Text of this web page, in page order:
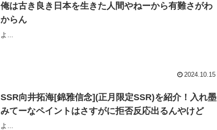
俺は古き良き日本を生きた人間やねーから有難さがわ
からん
よ...
2024.10.15
SSR向井拓海[錦雅信念](正月限定SSR)を紹介！入れ墨
みてーなペイントはさすがに拒否反応出るんやけど
よ...